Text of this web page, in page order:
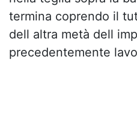
termina coprendo il
dell altra metà dell
precedentemente